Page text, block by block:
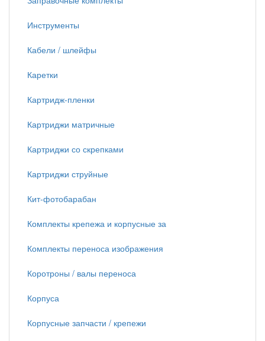
Инструменты
Кабели / шлейфы
Каретки
Картридж-пленки
Картриджи матричные
Картриджи со скрепками
Картриджи струйные
Кит-фотобарабан
Комплекты крепежа и корпусные за
Комплекты переноса изображения
Коротроны / валы переноса
Корпуса
Корпусные запчасти / крепежи